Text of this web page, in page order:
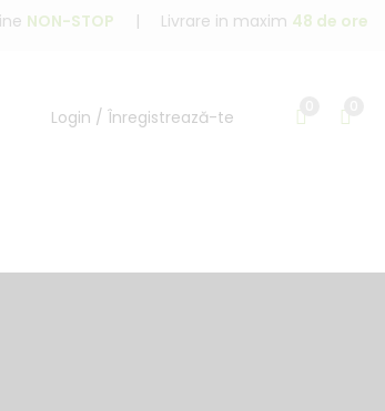
NON-STOP | Livrare in maxim 48 de ore
Login / Înregistrează-te